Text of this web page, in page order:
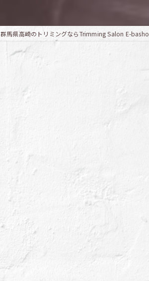
群馬県高崎のトリミングならTrimming Salon E-basho